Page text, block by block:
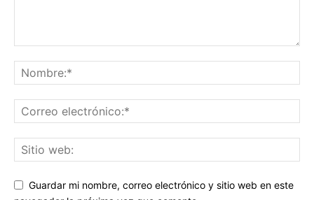
Guardar mi nombre, correo electrónico y sitio web en este